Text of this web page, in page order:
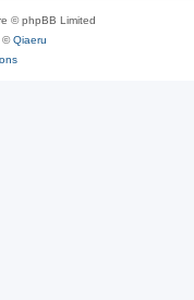
© phpBB Limited
©Qiaeru